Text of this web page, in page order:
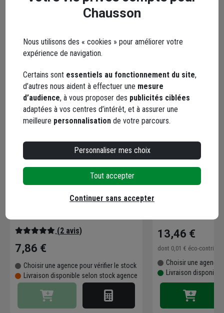
En complément
Gant anti-coupure haute visibilité
Gypso avec enduction nitrile taille
(2 avis)
7,86 €
Choisir une agence pour vérifier le stock
Livraison disponible selon stock agence
diamètre 2 MM
13,46 €
dont 0,01 € éco-
Choisir une agence
Livraison disponible
Chausson
Nous utilisons des « cookies » pour améliorer votre
expérience de navigation.
Certains sont essentiels au fonctionnement du site,
d’autres nous aident à effectuer une mesure
d’audience, à vous proposer des publicités ciblées
adaptées à vos centres d’intérêt, et à assurer une
meilleure personnalisation de votre parcours.
Personnaliser mes choix
Tout accepter
Continuer sans accepter